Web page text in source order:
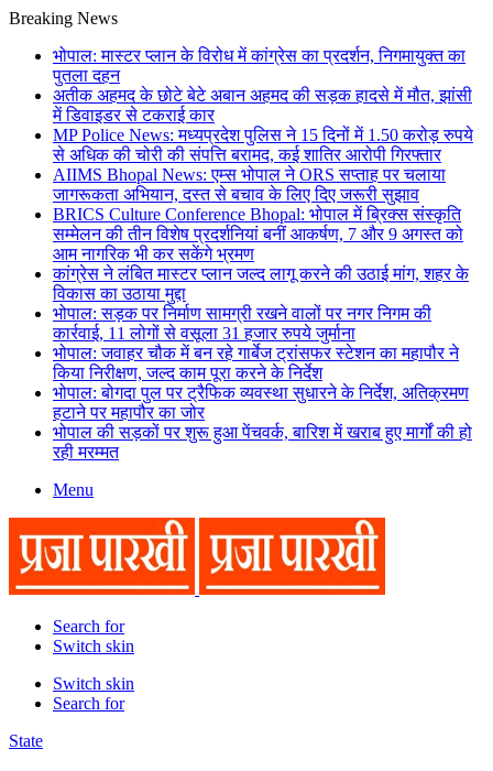
Breaking News
भोपाल: मास्टर प्लान के विरोध में कांग्रेस का प्रदर्शन, निगमायुक्त का
पुतला दहन
अतीक अहमद के छोटे बेटे अबान अहमद की सड़क हादसे में मौत, झांसी
में डिवाइडर से टकराई कार
MP Police News: मध्यप्रदेश पुलिस ने 15 दिनों में 1.50 करोड़ रुपये
से अधिक की चोरी की संपत्ति बरामद, कई शातिर आरोपी गिरफ्तार
AIIMS Bhopal News: एम्स भोपाल ने ORS सप्ताह पर चलाया
जागरूकता अभियान, दस्त से बचाव के लिए दिए जरूरी सुझाव
BRICS Culture Conference Bhopal: भोपाल में ब्रिक्स संस्कृति
सम्मेलन की तीन विशेष प्रदर्शनियां बनीं आकर्षण, 7 और 9 अगस्त को
आम नागरिक भी कर सकेंगे भ्रमण
कांग्रेस ने लंबित मास्टर प्लान जल्द लागू करने की उठाई मांग, शहर के
विकास का उठाया मुद्दा
भोपाल: सड़क पर निर्माण सामग्री रखने वालों पर नगर निगम की
कार्रवाई, 11 लोगों से वसूला 31 हजार रुपये जुर्माना
भोपाल: जवाहर चौक में बन रहे गार्बेज ट्रांसफर स्टेशन का महापौर ने
किया निरीक्षण, जल्द काम पूरा करने के निर्देश
भोपाल: बोगदा पुल पर ट्रैफिक व्यवस्था सुधारने के निर्देश, अतिक्रमण
हटाने पर महापौर का जोर
भोपाल की सड़कों पर शुरू हुआ पेंचवर्क, बारिश में खराब हुए मार्गों की हो
रही मरम्मत
Menu
Search for
Switch skin
Switch skin
Search for
State